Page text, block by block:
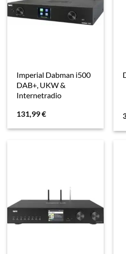
Imperial Dabman i500
DAB+, UKW &
Internetradio
131,99€